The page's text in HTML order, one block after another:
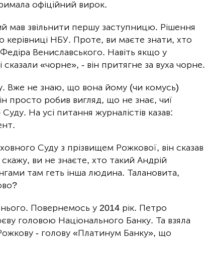
офіційний вирок.
мав звільнити першу заступницю. Рішення
НБУ. Проте, ви маєте знати, хто
Вениславського. Навіть якщо у
«чорне», - він притягне за вуха чорне.
Вже не знаю, що вона йому (чи комусь)
просто робив вигляд, що не знає, чиї
На усі питання журналістів казав:
Суду з прізвищем Рожкової, він сказав
ви не знаєте, хто такий Андрій
там геть інша людина. Талановита,
Повернемось у 2014 рік. Петро
головою Національного Банку. Та взяла
- голову «Платинум Банку», що